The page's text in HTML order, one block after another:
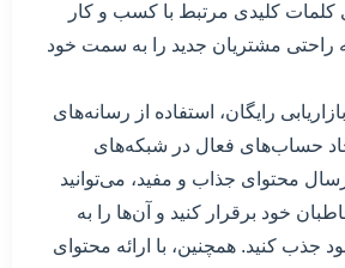
کلیدی مرتبط با کسب و کار
راحتی مشتریان جدید را به سمت خود
رایگان، استفاده از رسانه‌های
حساب‌های فعال در شبکه‌های
محتوای جذاب و مفید، می‌توانید
خود برقرار کنید و آن‌ها را به
کنید. همچنین، با ارائه محتوای